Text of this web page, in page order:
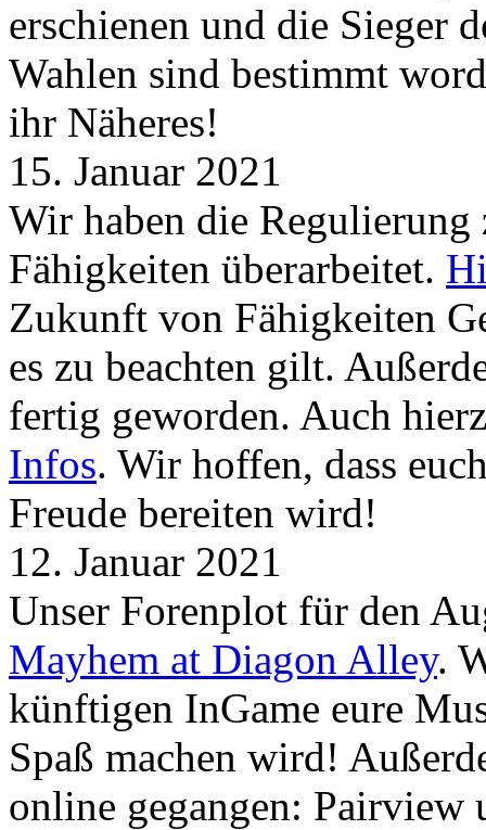
erschienen und die Sieger
Wahlen sind bestimmt
ihr Näheres!
15. Januar 2021
Wir haben die
Fähigkeiten überarbeitet.
Zukunft von Fähigkeiten
es zu beachten gilt.
fertig geworden. Auch
Infos. Wir hoffen, dass
Freude bereiten wird!
12. Januar 2021
Unser Forenplot für den
Mayhem at Diagon Alley.
künftigen InGame eure
Spaß machen wird!
online gegangen: